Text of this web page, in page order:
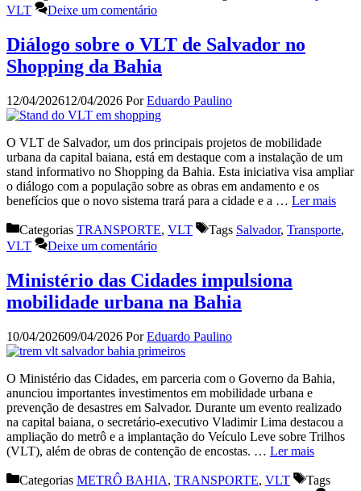
VLT
Deixe um comentário
Diálogo sobre o VLT de Salvador no
Shopping da Bahia
12/04/202612/04/2026 PorEduardo Paulino
O VLT de Salvador, um dos principais projetos de mobilidade
urbana da capital baiana, está em destaque com a instalação de um
stand informativo no Shopping da Bahia. Esta iniciativa visa ampliar
o diálogo com a população sobre as obras em andamento e os
benefícios que o novo sistema trará para a cidade e a … Ler mais
Categorias TRANSPORTE, VLT Tags Salvador, Transporte,
VLT
Deixe um comentário
Ministério das Cidades impulsiona
mobilidade urbana na Bahia
10/04/202609/04/2026 PorEduardo Paulino
O Ministério das Cidades, em parceria com o Governo da Bahia,
anunciou importantes investimentos em mobilidade urbana e
prevenção de desastres em Salvador. Durante um evento realizado
na capital baiana, o secretário-executivo Vladimir Lima destacou a
ampliação do metrô e a implantação do Veículo Leve sobre Trilhos
(VLT), além de obras de contenção de encostas. … Ler mais
Categorias METRÔ BAHIA, TRANSPORTE, VLT
Tags